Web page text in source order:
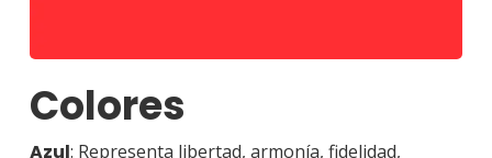
Colores
Azul: Representa libertad, armonía, fidelidad,